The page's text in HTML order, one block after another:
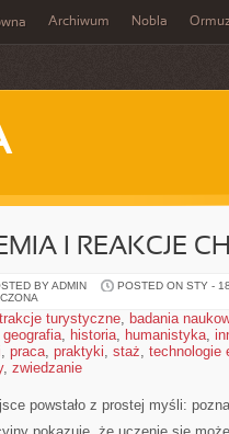
Archiwum Nobla
I REAKCJE
BY ADMIN POSTED ON STY -
turystyczne, badania
geografia, historia, humanistyka,
, praca, praktyki, staż, technologie
, zwiedzanie
powstało z prostej myśli: